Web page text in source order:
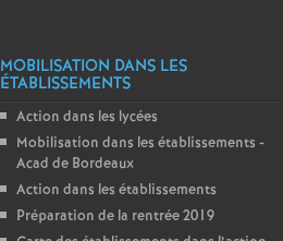
l
é
a
MOBILISATION DANS LES
ÉTABLISSEMENTS
Action dans les lycées
Mobilisation dans les établissements -
Acad de Bordeaux
Action dans les établissements
Préparation de la rentrée 2019